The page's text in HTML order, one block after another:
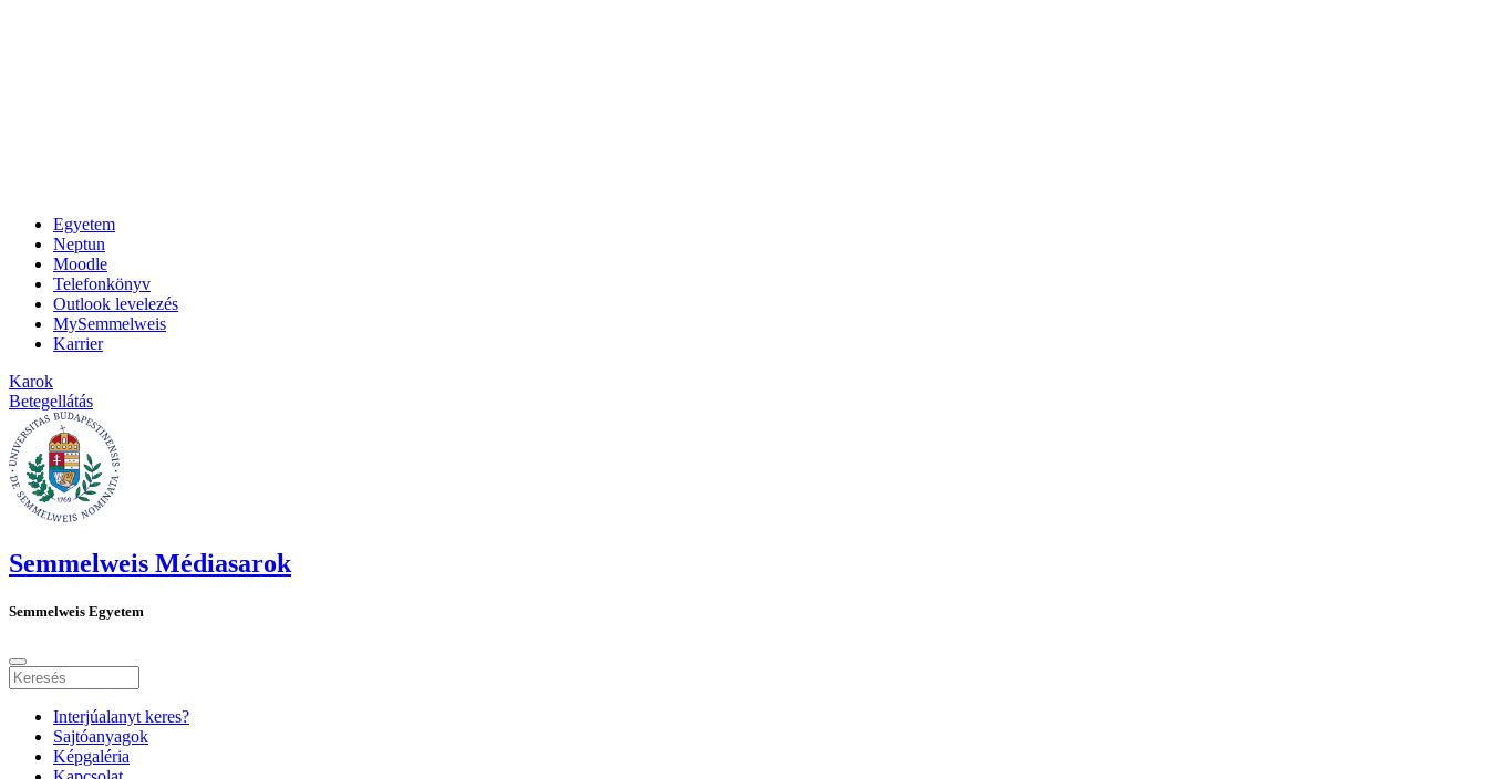
Egyetem
Neptun
Moodle
Telefonkönyv
Outlook levelezés
MySemmelweis
Karrier
Karok
Betegellátás
Semmelweis Médiasarok
Semmelweis Egyetem
Interjúalanyt keres?
Sajtóanyagok
Képgaléria